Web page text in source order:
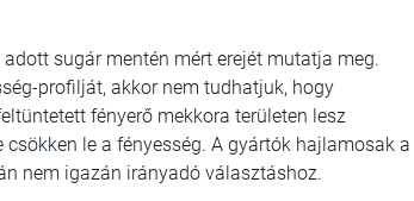
sugár mentén mért erejét mutatja meg.
profilját, akkor nem tudhatjuk, hogy
fényerő mekkora területen lesz
le a fényesség. A gyártók hajlamosak a
nem igazán irányadó választáshoz.